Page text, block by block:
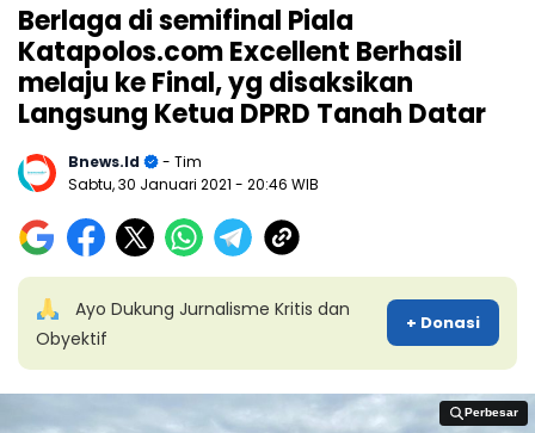
Berlaga di semifinal Piala
Katapolos.com Excellent Berhasil
melaju ke Final, yg disaksikan
Langsung Ketua DPRD Tanah Datar
Bnews.id
- Tim
Sabtu, 30 Januari 2021 - 20:46 WIB
Ayo Dukung Jurnalisme Kritis dan
Obyektif
+ Donasi
Perbesar
Perbesar